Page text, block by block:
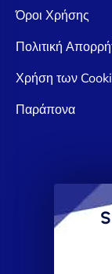
Όροι Χρήσης
Πολιτική
Χρήση των
Παράπονα